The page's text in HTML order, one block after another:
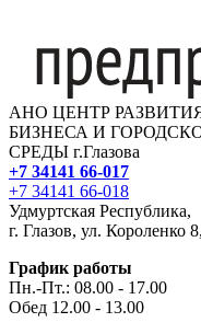
АНО ЦЕНТР
БИЗНЕСА И
СРЕДЫ г.Глазова
+7 34141 66-017
+7 34141 66-018
Удмуртская Республика,
г. Глазов, ул. Короленко
График работы
Пн.-Пт.: 08.00 - 17.00
Обед 12.00 - 13.00